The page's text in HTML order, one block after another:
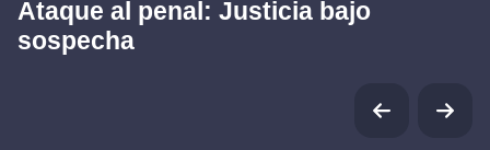
Ataque al penal: Justicia bajo
sospecha